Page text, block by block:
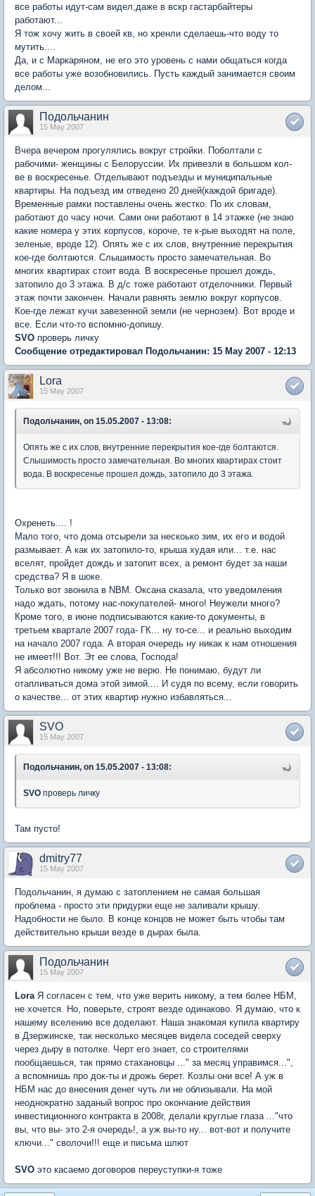
все работы идут-сам видел,даже в вскр гастарбайтеры
работают...
Я тож хочу жить в своей кв, но хренли сделаешь-что воду то
мутить....
Да, и с Маркаряном, не его это уровень с нами общаться когда
все работы уже возобновились. Пусть каждый занимается своим
делом...
Подольчанин
15 May 2007
Вчера вечером прогулялись вокруг стройки. Поболтали с
рабочими- женщины с Белоруссии. Их привезли в большом кол-
ве в воскресенье. Отделывают подъезды и муниципальные
квартиры. На подъезд им отведено 20 дней(каждой бригаде).
Временные рамки поставлены очень жестко. По их словам,
работают до часу ночи. Сами они работают в 14 этажке (не знаю
какие номера у этих корпусов, короче, те к-рые выходят на поле,
зеленые, вроде 12). Опять же с их слов, внутренние перекрытия
кое-где болтаются. Слышимость просто замечательная. Во
многих квартирах стоит вода. В воскресенье прошел дождь,
затопило до 3 этажа. В д/с тоже работают отделочники. Первый
этаж почти закончен. Начали равнять землю вокруг корпусов.
Кое-где лежат кучи завезенной земли (не чернозем). Вот вроде и
все. Если что-то вспомню-допишу.
SVO проверь личку
Сообщение отредактировал Подольчанин: 15 May 2007 - 12:13
Lora
15 May 2007
Подольчанин, on 15.05.2007 - 13:08:
Опять же с их слов, внутренние перекрытия кое-где болтаются.
Слышимость просто замечательная. Во многих квартирах стоит
вода. В воскресенье прошел дождь, затопило до 3 этажа.
Охренеть.... !
Мало того, что дома отсырели за нескоько зим, их его и водой
размывает. А как их затопило-то, крыша худая или... т.е. нас
вселят, пройдет дождь и затопит всех, а ремонт будет за наши
средства? Я в шоке.
Только вот звонила в NBM. Оксана сказала, что уведомления
надо ждать, потому нас-покупателей- много! Неужели много?
Кроме того, в июне подписываются какие-то документы, в
третьем квартале 2007 года- ГК... ну то-се... и реально выходим
на начало 2007 года. А вторая очередь ну никак к нам отношения
не имеет!!! Вот. Эт ее слова, Господа!
Я абсолютно никому уже не верю. Не понимаю, будут ли
отапливаться дома этой зимой.... И судя по всему, если говорить
о качестве... от этих квартир нужно избавляться...
SVO
15 May 2007
Подольчанин, on 15.05.2007 - 13:08:
SVO проверь личку
Там пусто!
dmitry77
15 May 2007
Подольчанин, я думаю с затоплением не самая большая
проблема - просто эти придурки еще не заливали крышу.
Надобности не было. В конце концов не может быть чтобы там
действительно крыши везде в дырах была.
Подольчанин
15 May 2007
Lora Я согласен с тем, что уже верить никому, а тем более НБМ,
не хочется. Но, поверьте, строят везде одинаково. Я думаю, что к
нашему вселению все доделают. Наша знакомая купила квартиру
в Дзержинске, так несколько месяцев видела соседей сверху
через дыру в потолке. Черт его знает, со строителями
пообщаешься, так прямо стахановцы ..." за месяц управимся...",
а вспомнишь про док-ты и дрожь берет. Козлы они все! А уж в
НБМ нас до внесения денег чуть ли не облизывали. На мой
неоднократно заданый вопрос про окончание действия
инвестиционного контракта в 2008г, делали круглые глаза ..."что
вы, что вы- это 2-я очередь!, а уж вы-то ну... вот-вот и получите
ключи..." сволочи!!! еще и письма шлют
SVO это касаемо договоров переуступки-я тоже